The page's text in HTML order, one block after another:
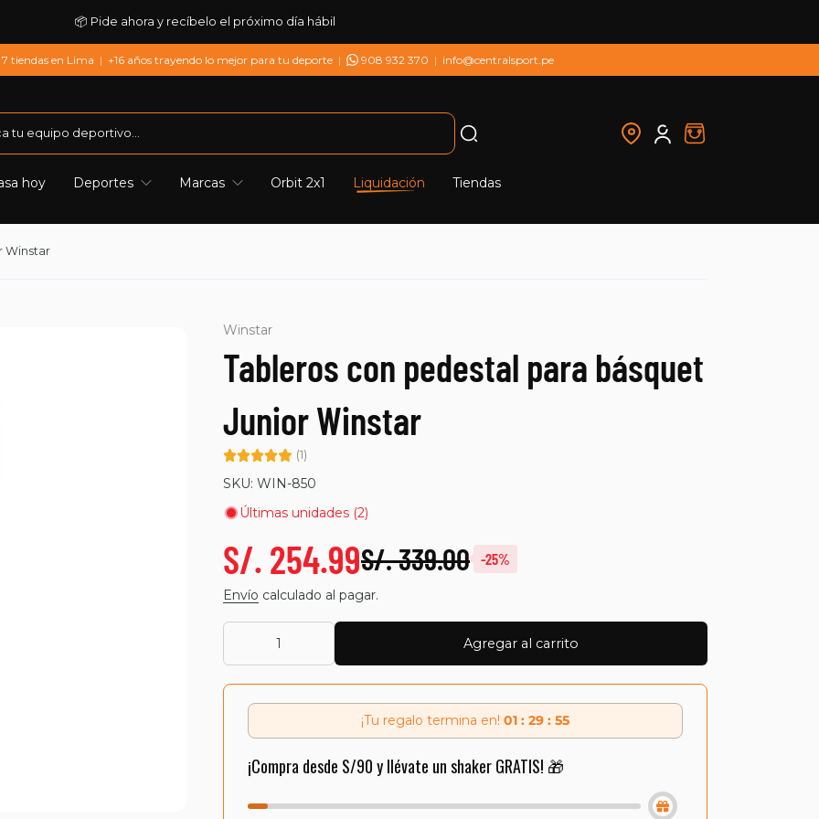
📦 Pide ahora y recíbelo el próximo día hábil
7 tiendas en Lima | +16 años trayendo lo mejor para tu deporte | 908 932 370 | info@centralsport.pe
hoy Deportes Marcas Orbit 2x1 Liquidación Tiendas
Winstar
Winstar
Tableros con pedestal para básquet
Junior Winstar
(1)
SKU: WIN-850
Últimas unidades (2)
S/. 254.99S/. 339.00 -25%
Envío calculado al pagar.
Agregar al carrito
¡Tu regalo termina en! 01 : 29 : 55
¡Compra desde S/90 y llévate un shaker GRATIS! 🎁